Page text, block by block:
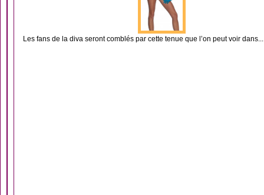
Les fans de la diva seront comblés par cette tenue que l’on peut voir dans...